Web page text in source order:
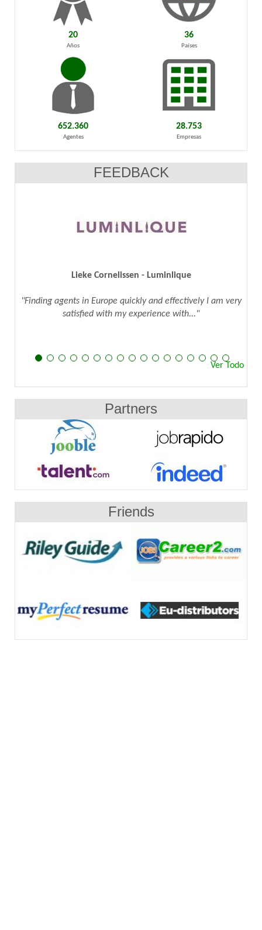
20
Años
36
Países
652.360
Agentes
28.753
Empresas
FEEDBACK
Cornelissen - Luminlique
Europe quickly and effectively I am very
with my experience with..."
"We've been using
agents to
Ver Todo
Partners
Friends